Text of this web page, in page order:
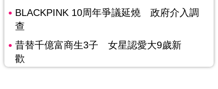
BLACKPINK 10周年爭議延燒 政府介入調
查
昔替千億富商生3子 女星認愛大9歲新
歡